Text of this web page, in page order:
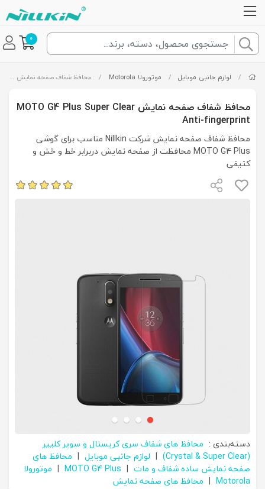
0
/ لوازم جانبی موبایل / موتورولا Motorola / محافظ شفاف صفحه نمایش MOTO G4 Plus Super Clear Anti-fingerprint
محافظ شفاف صفحه نمایش MOTO G4 Plus Super Clear
Anti-fingerprint
محافظ شفاف صفحه نمایش شرکت Nillkin مناسب برای گوشی
MOTO G4 Plus محافظت از صفحه نمایش دربرابر خط و خش و
کثیفی
دسته‌بندی : محافظ های شفاف سری کریستال و سوپر کلییر
(Crystal & Super Clear)
| لوازم جانبی موبایل | محافظ های
صفحه نمایش ساده شفاف و مات |
MOTO G4 Plus
| موتورولا
Motorola
| محافظ های صفحه نمایش